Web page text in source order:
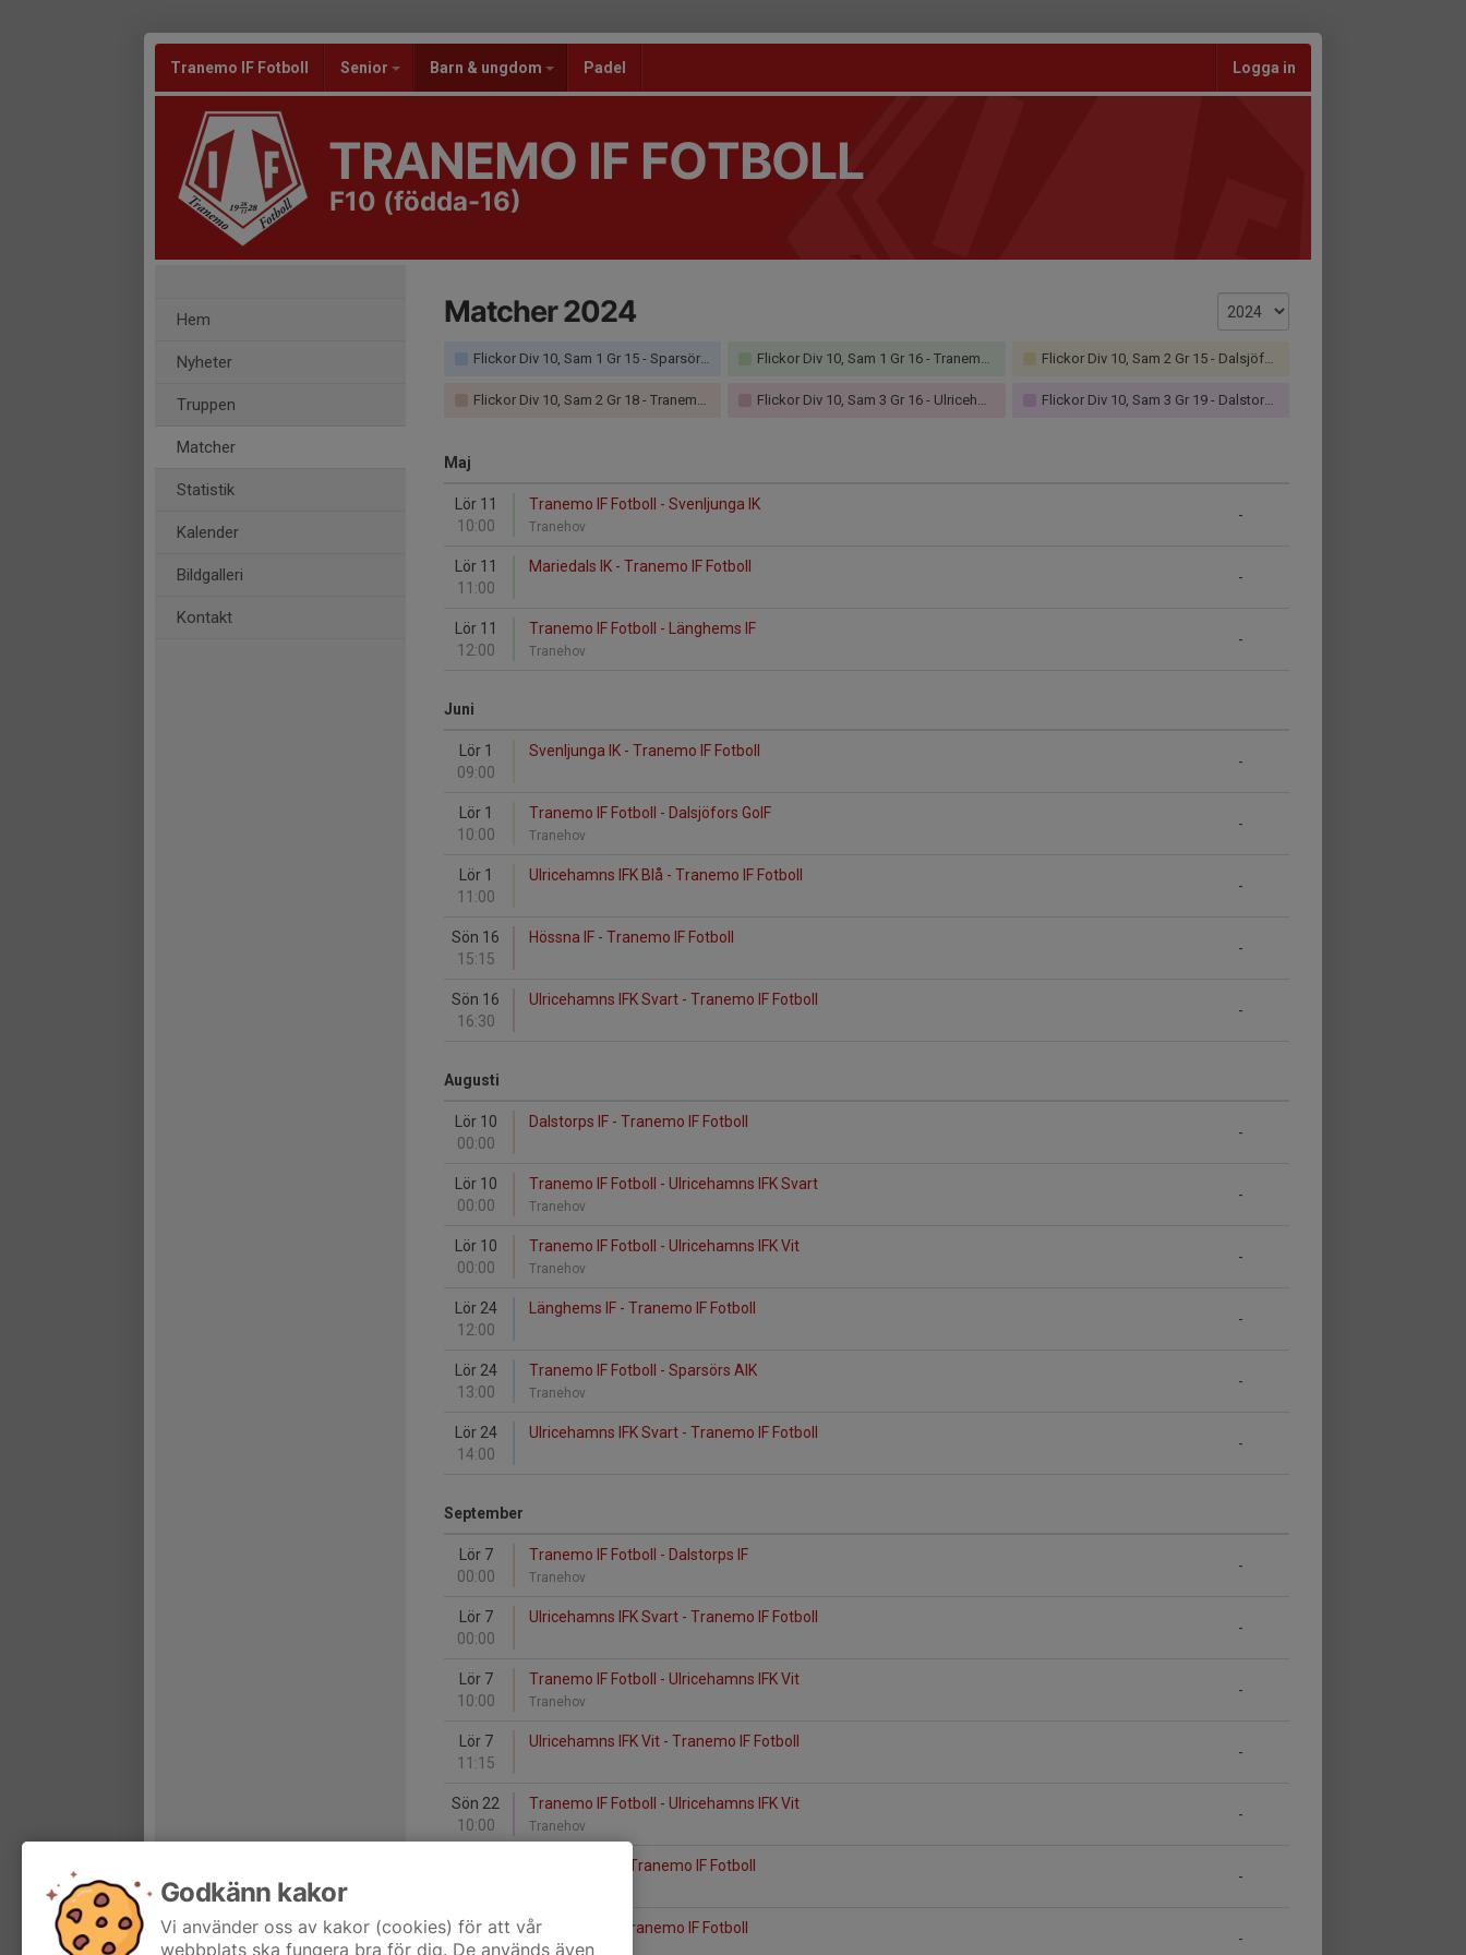
Tranemo IF Fotboll Senior Barn & ungdom Padel Logga in
TRANEMO IF FOTBOLL
F10 (födda-16)
Hem
Nyheter
Truppen
Matcher
Statistik
Kalender
Bildgalleri
Kontakt
Matcher 2024
Flickor Div 10, Sam 1 Gr 15 - Sparsörs AIK Flickor Div 10, Sam 1 Gr 16 - Tranemo IF Flickor Div 10, Sam 2 Gr 15 - Dalsjöfors GoIF
Flickor Div 10, Sam 2 Gr 18 - Tranemo IF Flickor Div 10, Sam 3 Gr 16 - Ulricehamns IFK Svart (2/2) Flickor Div 10, Sam 3 Gr 19 - Dalstorps IF
Maj
Lör 11
10:00
-
Tranemo IF Fotboll - Svenljunga IK
Tranehov
Lör 11
11:00
-
Mariedals IK - Tranemo IF Fotboll
Lör 11
12:00
-
Tranemo IF Fotboll - Länghems IF
Tranehov
Juni
Lör 1
09:00
-
Svenljunga IK - Tranemo IF Fotboll
Lör 1
10:00
-
Tranemo IF Fotboll - Dalsjöfors GoIF
Tranehov
Lör 1
11:00
-
Ulricehamns IFK Blå - Tranemo IF Fotboll
Sön 16
15:15
-
Hössna IF - Tranemo IF Fotboll
Sön 16
16:30
-
Ulricehamns IFK Svart - Tranemo IF Fotboll
Augusti
Lör 10
00:00
-
Dalstorps IF - Tranemo IF Fotboll
Lör 10
00:00
-
Tranemo IF Fotboll - Ulricehamns IFK Svart
Tranehov
Lör 10
00:00
-
Tranemo IF Fotboll - Ulricehamns IFK Vit
Tranehov
Lör 24
12:00
-
Länghems IF - Tranemo IF Fotboll
Lör 24
13:00
-
Tranemo IF Fotboll - Sparsörs AIK
Tranehov
Lör 24
14:00
-
Ulricehamns IFK Svart - Tranemo IF Fotboll
September
Lör 7
00:00
-
Tranemo IF Fotboll - Dalstorps IF
Tranehov
Lör 7
00:00
-
Ulricehamns IFK Svart - Tranemo IF Fotboll
Lör 7
10:00
-
Tranemo IF Fotboll - Ulricehamns IFK Vit
Tranehov
Lör 7
11:15
-
Ulricehamns IFK Vit - Tranemo IF Fotboll
Sön 22
10:00
-
Tranemo IF Fotboll - Ulricehamns IFK Vit
Tranehov
-
Länghems IF - Tranemo IF Fotboll
Sön 22
12:00
-
Dalstorps IF - Tranemo IF Fotboll
Godkänn kakor
Vi använder oss av kakor (cookies) för att vår
webbplats ska fungera bra för dig. De används även